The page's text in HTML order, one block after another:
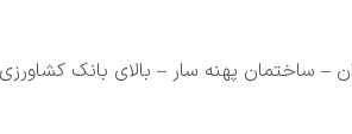
سار – بالای بانک کشاورزی – طبقه اول –